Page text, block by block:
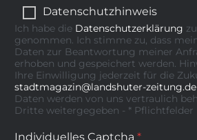
Datenschutzhinweis
Ich habe die Datenschutzerklärung
genommen. Ich stimme zu, dass
Daten zur Beantwortung meiner
erhoben und gespeichert werden. Hinweis: Sie können
Ihre Einwilligung jederzeit für die
stadtmagazin@landshuter-zeitung.de
Daten werden von uns vertraulich
Dritte weitergegeben - * Pflichtfelder
Individuelles Captcha *